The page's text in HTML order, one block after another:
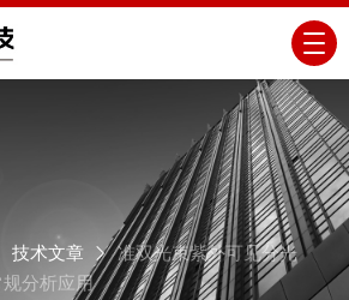
技术文章
准双光束紫外可见分光
分析应用